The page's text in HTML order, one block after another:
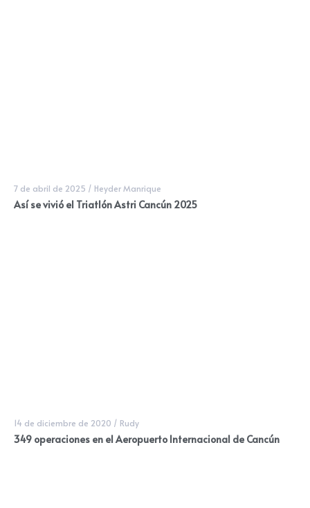
7 de abril de 2025 / Heyder Manrique
Así se vivió el Triatlón Astri Cancún 2025
14 de diciembre de 2020 / Rudy
349 operaciones en el Aeropuerto Internacional de Cancún